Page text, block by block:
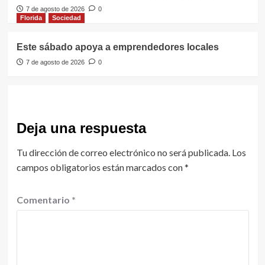
7 de agosto de 2026
0
Florida
Sociedad
Este sábado apoya a emprendedores locales
7 de agosto de 2026 0
Deja una respuesta
Tu dirección de correo electrónico no será publicada. Los
campos obligatorios están marcados con*
Comentario *